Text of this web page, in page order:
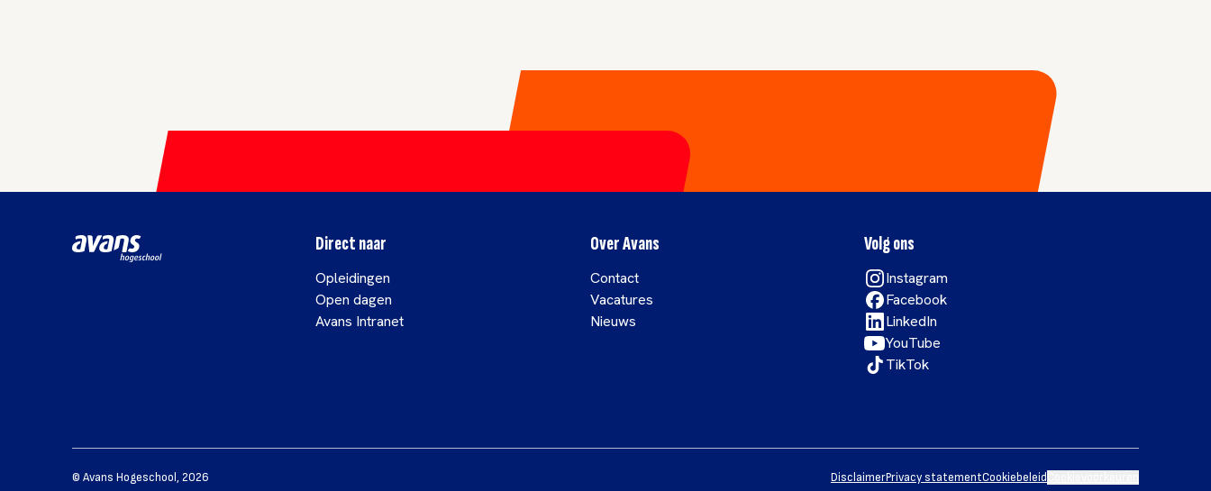
Direct naar
Opleidingen
Open dagen
Avans Intranet
Over Avans
Contact
Vacatures
Nieuws
Volg ons
Instagram
Facebook
LinkedIn
YouTube
TikTok
© Avans Hogeschool ,2026 DisclaimerPrivacy statementCookiebeleid